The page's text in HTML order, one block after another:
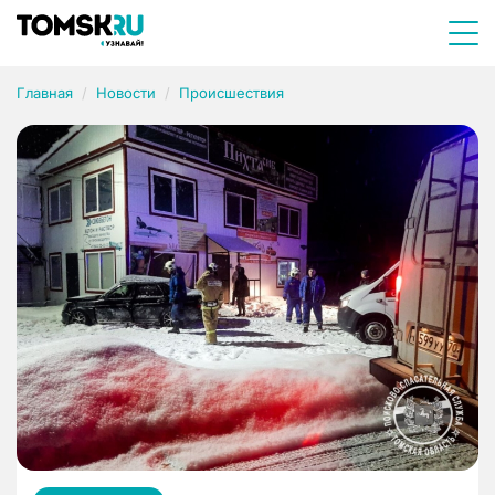
Главная Новости Происшествия